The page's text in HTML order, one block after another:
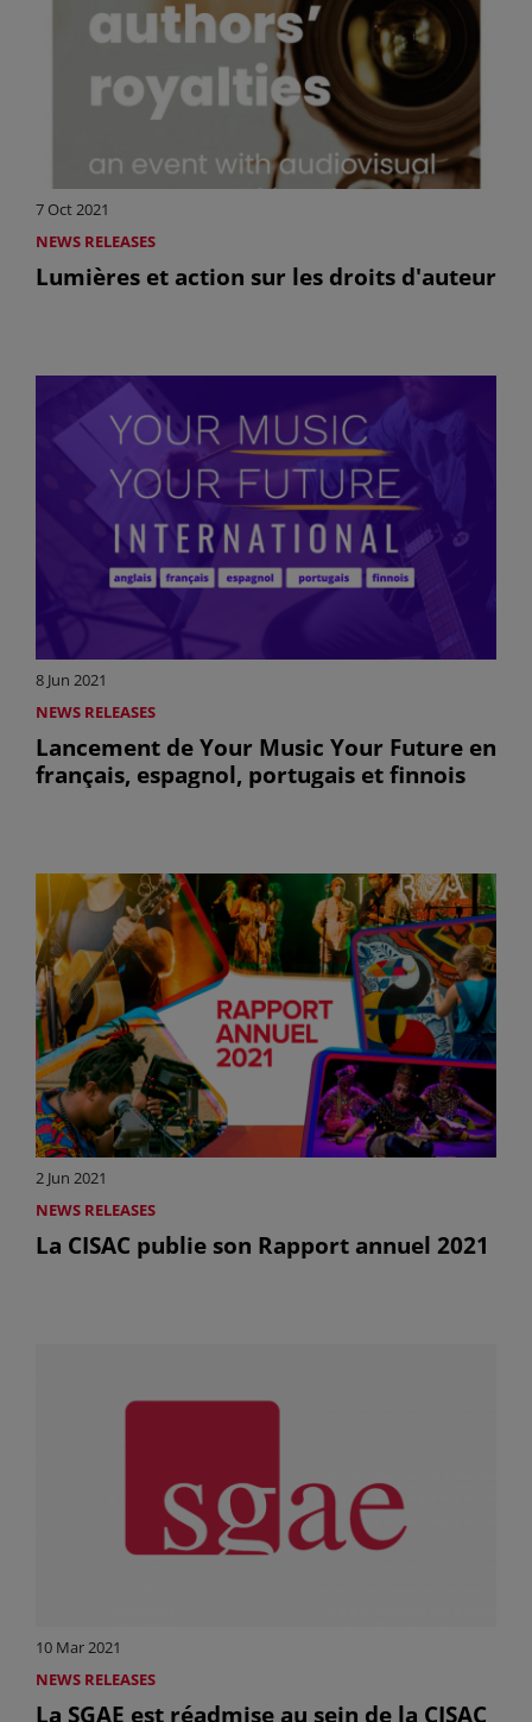
7 Oct 2021
NEWS RELEASES
Lumières et action sur les droits d'auteur
8 Jun 2021
NEWS RELEASES
Lancement de Your Music Your Future en
français, espagnol, portugais et finnois
2 Jun 2021
NEWS RELEASES
La CISAC publie son Rapport annuel 2021
10 Mar 2021
NEWS RELEASES
La SGAE est réadmise au sein de la CISAC